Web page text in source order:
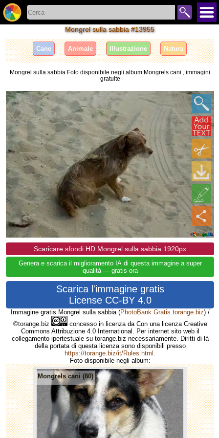
Mongrel sulla sabbia #13955
Cane Animale Illustrazione Natura
Mongrel sulla sabbia Foto disponibile negli album:Mongrels cani , immagini
gratuite
Scaricare sfondi HD Mongrel sulla sabbia 1920px
Genera e scarica il miglioramento IA di questa immagine a super
qualità — gratis ora
Scarica l'immagine gratis
License CC-BY 4.0
Immagine gratis Mongrel sulla sabbia (PhotoBank Gratis torange.biz) /
©torange.biz
concesso in licenza da Con una licenza Creative
Commons Attribuzione 4.0 International. Per internet sito web il
collegamento ipertestuale su torange.biz necessariamente. Diritti di là
della portata di questa licenza sono disponibili presso
https://torange.biz/it/Rules.html
Foto disponibile negli album:
Mongrels cani (80)